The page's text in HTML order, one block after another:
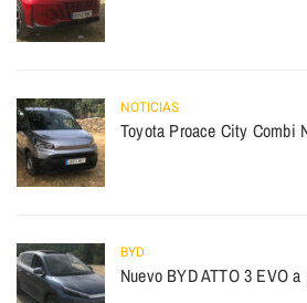
NOTICIAS
Toyota Proace City Combi
BYD
Nuevo BYD ATTO 3 EVO a